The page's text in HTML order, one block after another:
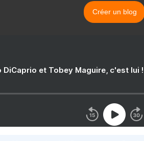
Créer un blog
DiCaprio et Tobey Maguire, c'est lui